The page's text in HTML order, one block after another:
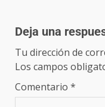
Deja una
Tu dirección de
Los campos
Comentario *